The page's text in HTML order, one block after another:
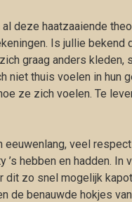
deze haatzaaiende
Is jullie bekend
graag anders kleden,
niet thuis voelen in hun
ze zich voelen. Te
eeuwenlang, veel
hebben en hadden. In
dit zo snel mogelijk
de benauwde hokjes